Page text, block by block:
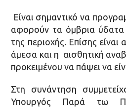
Είναι σημαντικό να
αφορούν τα όμβρια
της περιοχής. Επίσης είναι
άμεσα και η αισθητική
προκειμένου να πάψει να
Στη συνάντηση
Υπουργός Παρά τω